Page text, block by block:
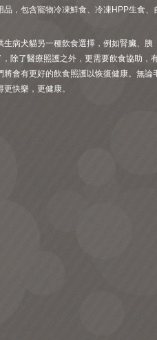
，包含寵物冷凍鮮食、冷凍HPP生食、
病犬貓另一種飲食選擇，例如腎臟、胰
除了醫療照護之外，更需要飲食協助，
會有更好的飲食照護以恢復健康。無論
快樂，更健康。